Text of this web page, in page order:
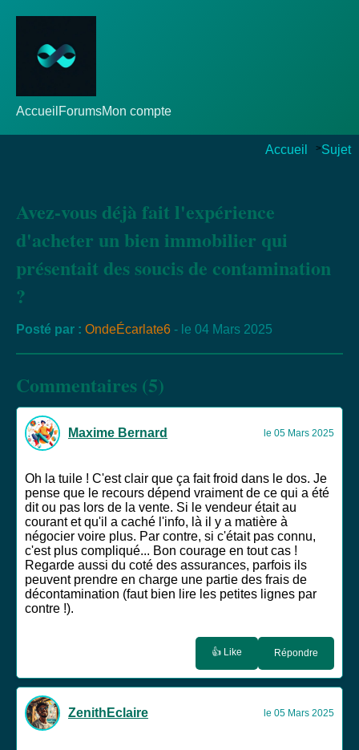
Accueil ForumsMon compte
Accueil >Sujet
Avez-vous déjà fait l'expérience
d'acheter un bien immobilier qui
présentait des soucis de contamination
?
Posté par : OndeÉcarlate6 - le 04 Mars 2025
Commentaires (5)
Maxime Bernard le 05 Mars 2025
Oh la tuile ! C'est clair que ça fait froid dans le dos. Je
pense que le recours dépend vraiment de ce qui a été
dit ou pas lors de la vente. Si le vendeur était au
courant et qu'il a caché l'info, là il y a matière à
négocier voire plus. Par contre, si c'était pas connu,
c'est plus compliqué... Bon courage en tout cas !
Regarde aussi du coté des assurances, parfois ils
peuvent prendre en charge une partie des frais de
décontamination (faut bien lire les petites lignes par
contre !).
👍 Like Répondre
ZenithEclaire le 05 Mars 2025